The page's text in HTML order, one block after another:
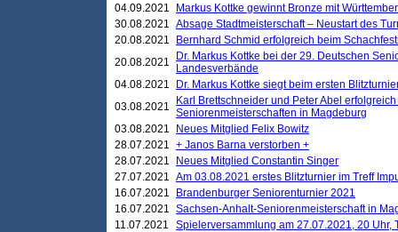
04.09.2021
Markus Kottke gewinnt Bronze mit
30.08.2021 Absage Stadtmeisterschaft – Neustart des
20.08.2021
Bernhard Schmid erfolgreich beim
20.08.2021
Dr. Markus Kottke bei der 29. Deutschen
Landesverbände
04.08.2021
Dr. Markus Kottke siegt beim ersten
03.08.2021
Karl Brettschneider und Peter Abel
Seniorenmeisterschaften in Magdeburg
03.08.2021
Neues Mitglied Felix Bowitz
28.07.2021 + Janos Barna verstorben +
28.07.2021
Neues Mitglied Constantin Singer
27.07.2021 Am 03.08.2021 erstes Blitzturnier im Treff
16.07.2021
Brandenburger Seniorenturnier 2021
16.07.2021 Sachsen-Anhalt-Seniorenmeisterschaft in
11.07.2021
Spielerversammlung am 27.07.2021, 20 Uhr,